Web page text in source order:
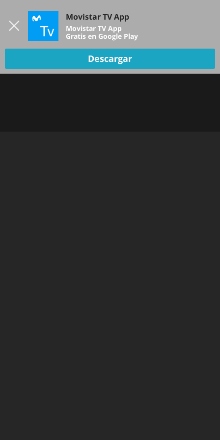
TV EN VIVO
Movistar TV App
Movistar TV App
Gratis en Google Play
Descargar